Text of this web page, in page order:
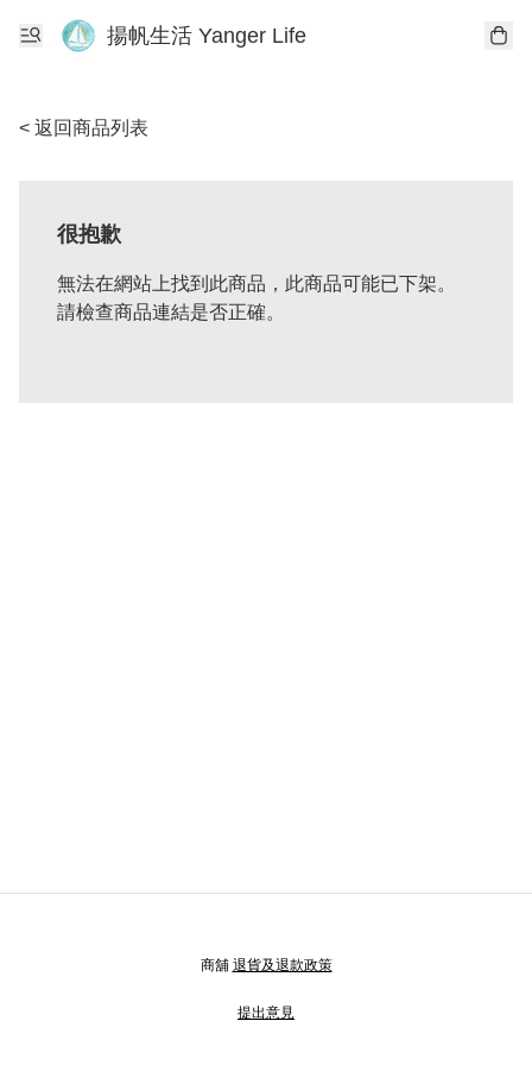
揚帆生活 Yanger Life
< 返回商品列表
很抱歉
無法在網站上找到此商品，此商品可能已下架。
請檢查商品連結是否正確。
商舖 退貨及退款政策
提出意見